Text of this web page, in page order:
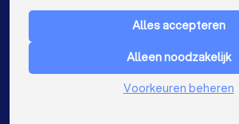
Schilders in Maastricht
Schilders in Dordrecht
Schilders
Schilders bij jou in de buurt
Nederland
Alles accepteren
Alleen noodzakelijk
Voorkeuren beheren